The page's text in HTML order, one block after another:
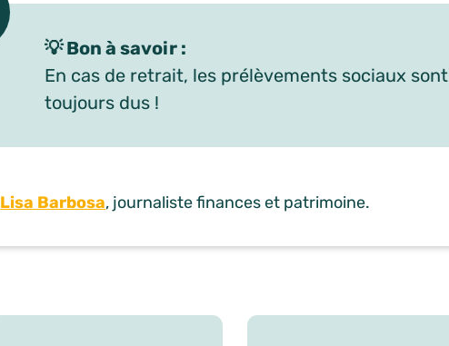
💡 Bon à savoir :
En cas de retrait, les prélèvements sociaux sont
toujours dus !
Lisa Barbosa, journaliste finances et patrimoine.